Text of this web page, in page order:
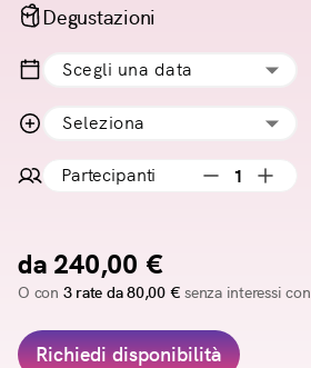
Degustazioni
Scegli una data
Seleziona
Partecipanti 1
da 240,00 €
O con 3 rate da 80,00 € senza interessi con
Richiedi disponibilità